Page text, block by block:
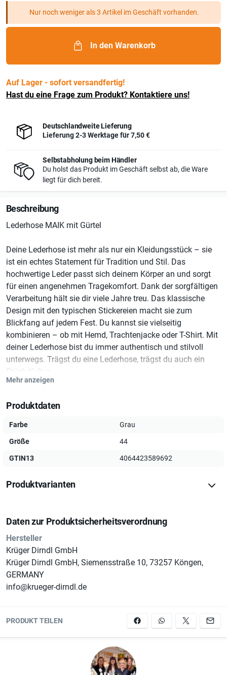
Nur noch weniger als 3 Artikel im Geschäft vorhanden.
In den Warenkorb
Auf Lager - sofort versandfertig!
Hast du eine Frage zum Produkt? Kontaktiere uns!
Deutschlandweite Lieferung
Lieferung 2-3 Werktage für7,50 €
Selbstabholung beim Händler
Du holst das Produkt im Geschäft selbst ab, die Ware
liegt für dich bereit.
Beschreibung
Lederhose MAIK mit Gürtel
Deine Lederhose ist mehr als nur ein Kleidungsstück – sie
ist ein echtes Statement für Tradition und Stil. Das
hochwertige Leder passt sich deinem Körper an und sorgt
für einen angenehmen Tragekomfort. Dank der sorgfältigen
Verarbeitung hält sie dir viele Jahre treu. Das klassische
Design mit den typischen Stickereien macht sie zum
Blickfang auf jedem Fest. Du kannst sie vielseitig
kombinieren – ob mit Hemd, Trachtenjacke oder T-Shirt. Mit
deiner Lederhose bist du immer authentisch und stilvoll
unterwegs. Trägst du eine Lederhose, trägst du auch ein
Stück Kultur.
Material:
Pflegedetails:
intensiven Farben Abfärben auf helle Kleidungsstücke,
Möbel und andere Gegenstände möglich, Hinweis: Enthält
nicht-textile Teile tierischen Ursprungs (Knöpfe)
Mehr anzeigen
Produktdaten
Farbe Grau
Größe 44
GTIN13 4064423589692
Produktvarianten
Daten zur Produktsicherheitsverordnung
Hersteller
Krüger Dirndl GmbH
Krüger Dirndl GmbH, Siemensstraße 10, 73257 Köngen,
GERMANY
info@krueger-dirndl.de
PRODUKT TEILEN